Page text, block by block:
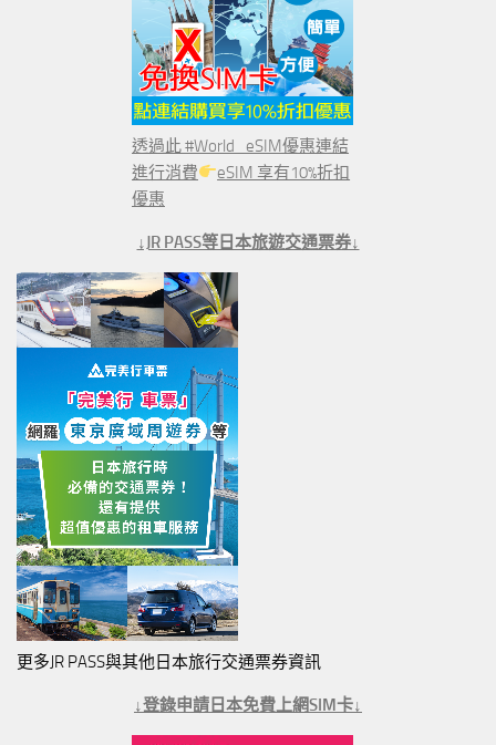
透過此 #World_eSIM優惠連結
進行消費
eSIM 享有10%折扣
優惠
↓JR PASS等日本旅遊交通票券↓
更多JR PASS與其他日本旅行交通票券資訊
↓登錄申請日本免費上網SIM卡↓